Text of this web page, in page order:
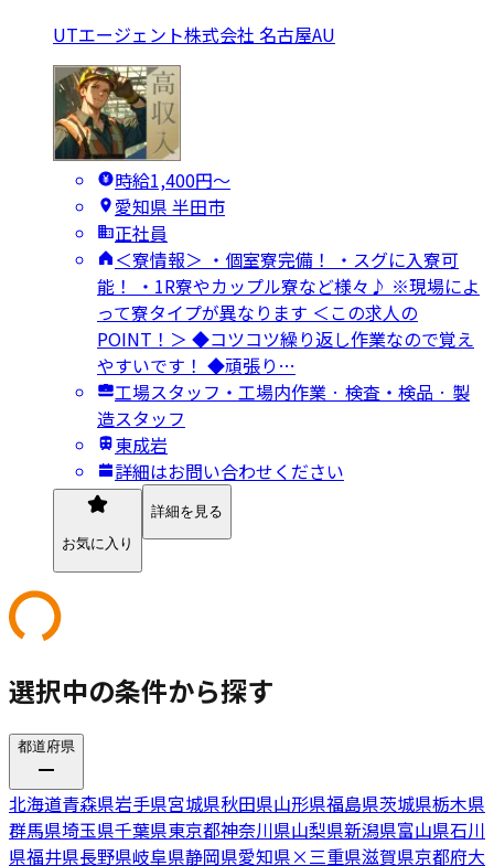
UTエージェント株式会社 名古屋AU
時給1,400円〜
愛知県 半田市
正社員
＜寮情報＞ ・個室寮完備！ ・スグに入寮可
能！ ・1R寮やカップル寮など様々♪ ※現場によ
って寮タイプが異なります ＜この求人の
POINT！＞ ◆コツコツ繰り返し作業なので覚え
やすいです！ ◆頑張り…
工場スタッフ・工場内作業 · 検査・検品 · 製
造スタッフ
東成岩
詳細はお問い合わせください
お気に入り
詳細を見る
選択中の条件から探す
都道府県
北海道青森県岩手県宮城県秋田県山形県福島県茨城県栃木県
群馬県埼玉県千葉県東京都神奈川県山梨県新潟県富山県石川
県福井県長野県岐阜県静岡県愛知県×三重県滋賀県京都府大